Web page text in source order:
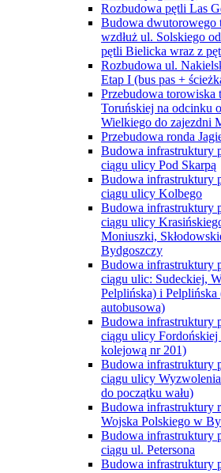
Rozbudowa pętli Las
Budowa dwutorowego
wzdłuż ul. Solskiego
pętli Bielicka wraz z
Rozbudowa ul.
Etap I (bus pas +
Przebudowa torowiska
Toruńskiej na odcinku
Wielkiego do zajezdni
Przebudowa ronda
Budowa infrastruktury
ciągu ulicy Pod Skarpą
Budowa infrastruktury
ciągu ulicy Kolbego
Budowa infrastruktury
ciągu ulicy
Moniuszki,
Bydgoszczy
Budowa infrastruktury
ciągu ulic: Sudeckiej,
Pelplińska) i
autobusowa)
Budowa infrastruktury
ciągu ulicy Fordońskiej
kolejową nr 201)
Budowa infrastruktury
ciągu ulicy
do początku wału)
Budowa infrastruktury
Wojska Polskiego w
Budowa infrastruktury
ciągu ul. Petersona
Budowa infrastruktury